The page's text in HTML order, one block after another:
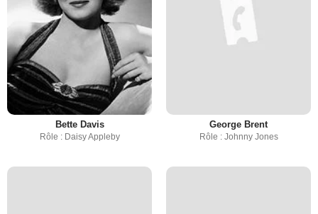
Bette Davis
Rôle : Daisy Appleby
George Brent
Rôle : Johnny Jones